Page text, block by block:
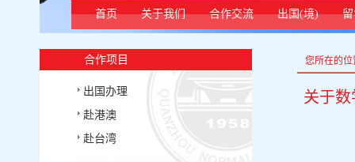
首页 关于我们 合作交流 出国(境)
合作项目
出国办理
赴港澳
赴台湾
您所在的位
关于